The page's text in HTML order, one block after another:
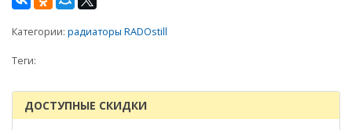
Категории: радиаторы RADOstill
Теги:
ДОСТУПНЫЕ СКИДКИ